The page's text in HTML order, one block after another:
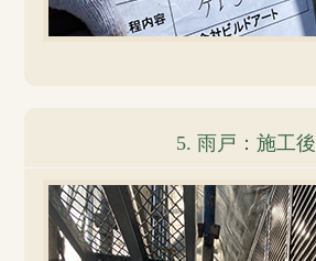
5. 雨戸：施工後